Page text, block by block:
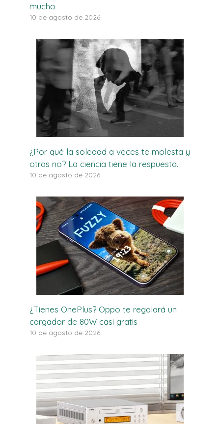
mucho
10 de agosto de 2026
¿Por qué la soledad a veces te molesta y
otras no? La ciencia tiene la respuesta.
10 de agosto de 2026
¿Tienes OnePlus? Oppo te regalará un
cargador de 80W casi gratis
10 de agosto de 2026